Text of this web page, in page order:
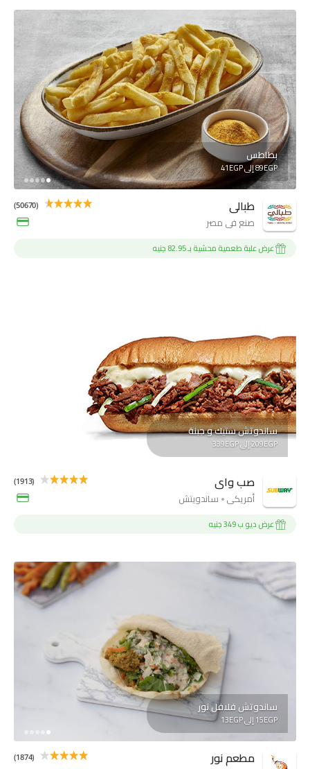
بطاطس
89EGP إلى 41EGP
(50670) طبالي
صنع فى مصر
عرض علبة طعمية محشية بـ 82.95 جنيه
ساندوتش ستيك و جبنة
209EGP إلى 339EGP
(1913) صب واى
أمريكي ساندويتش
عرض ديو ب 349 جنيه
ساندوتش فلافل نور
15EGP إلى 13EGP
(1874) مطعم نور